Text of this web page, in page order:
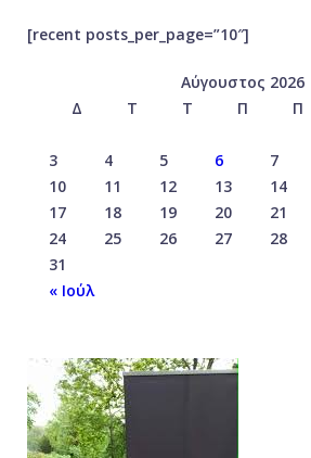
[recent posts_per_page=”10″]
Αύγουστος 2026
Δ
Τ Τ Π Π
3
4 5 6 7
10
11 12 13 14
17
18 19 20 21
24
25 26 27 28
31
« Ιούλ